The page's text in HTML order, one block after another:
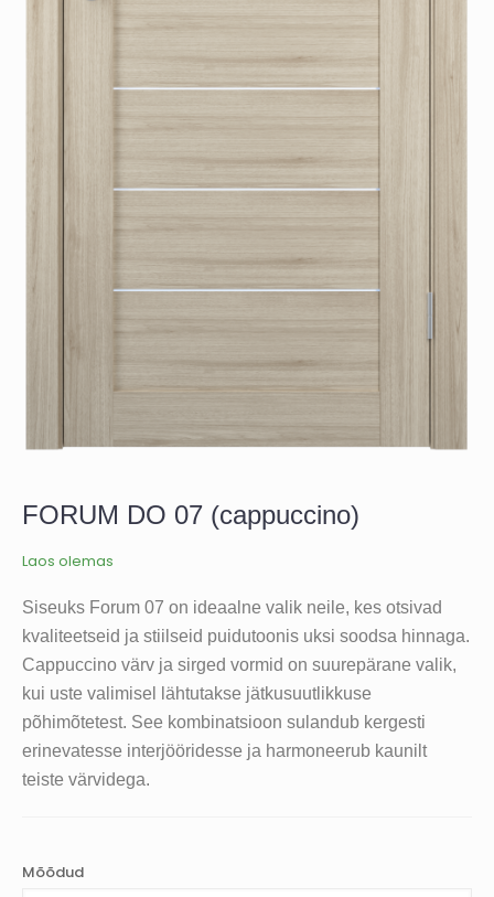
FORUM DO 07 (cappuccino)
Laos olemas
Siseuks Forum 07 on ideaalne valik neile, kes otsivad
kvaliteetseid ja stiilseid puidutoonis uksi soodsa hinnaga.
Cappuccino värv ja sirged vormid on suurepärane valik,
kui uste valimisel lähtutakse jätkusuutlikkuse
põhimõtetest. See kombinatsioon sulandub kergesti
erinevatesse interjööridesse ja harmoneerub kaunilt
teiste värvidega.
Mõõdud